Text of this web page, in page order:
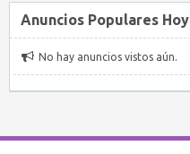
Anuncios Populares Hoy
No hay anuncios vistos aún.